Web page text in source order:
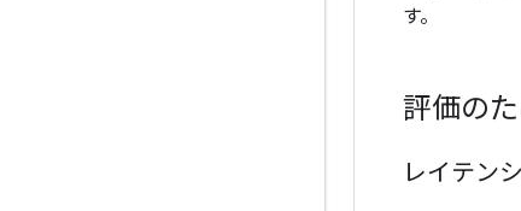
す。
評価の
レイテン